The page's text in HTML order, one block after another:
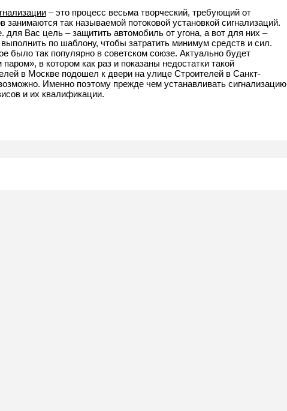
– это процесс весьма творческий, требующий от
так называемой потоковой установкой сигнализаций.
для Вас цель – защитить автомобиль от угона, а вот для них –
по шаблону, чтобы затратить минимум средств и сил.
было так популярно в советском союзе. Актуально будет
в котором как раз и показаны недостатки такой
в Москве подошел к двери на улице Строителей в Санкт-
Именно поэтому прежде чем устанавливать сигнализацию
и их квалификации.